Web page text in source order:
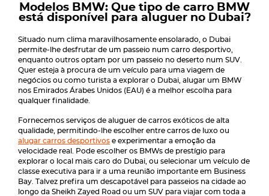
Modelos BMW: Que tipo de carro BMW
está disponível para aluguer no Dubai?
Situado num clima maravilhosamente ensolarado, o Dubai
permite-lhe desfrutar de um passeio num carro desportivo,
enquanto outros optam por um passeio no deserto num SUV.
Quer esteja à procura de um veículo para uma viagem de
negócios ou como turista a explorar o Dubai, alugar um BMW
nos Emirados Árabes Unidos (EAU) é a melhor escolha para
qualquer finalidade.
Fornecemos serviços de aluguer de carros exóticos de alta
qualidade, permitindo-lhe escolher entre carros de luxo ou
alugar carros desportivos e experimentar a emoção da
velocidade real. Pode escolher os BMWs de prestígio para
explorar o local mais caro do Dubai, ou selecionar um veículo de
classe executiva para ir a uma reunião importante em Business
Bay. Talvez prefira um descapotável para passeios na cidade ao
longo da Sheikh Zayed Road ou um SUV para viajar com toda a